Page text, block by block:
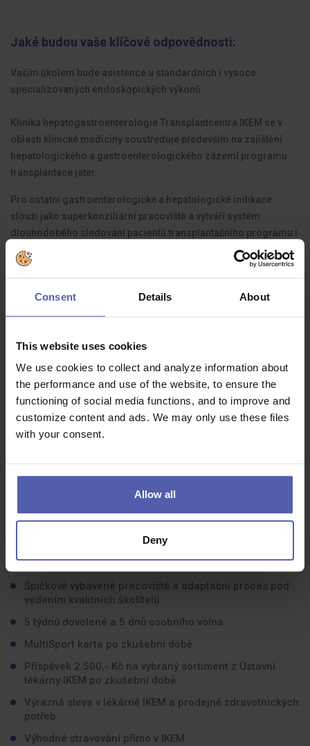
Consent Details About
This website uses cookies
We use cookies to collect and analyze information about
the performance and use of the website, to ensure the
functioning of social media functions, and to improve and
customize content and ads. We may only use these files
with your consent.
Allow all
Deny
Jaké budou vaše klíčové odpovědnosti:
Vaším úkolem bude asistence u standardních i vysoce
specializovaných endoskopických výkonů.
Klinika hepatogastroenterologie Transplantcentra IKEM se v
oblasti klinické medicíny soustřeďuje především na zajištění
hepatologického a gastroenterologického zázemí programu
transplantace jater.
Pro ostatní gastroenterologické a hepatologické indikace
slouží jako superkonziliární pracoviště a vytváří systém
dlouhodobého sledování pacientů transplantačního programu i
pacientů s jinými chronickými onemocněními
gastrointestinálního traktu a jater.
Vzdělání v oboru všeobecná sestra
Spolehlivost a samostatnost
Vysoce zodpovědný přístup a schopnost samostatného
rozhodování
Ochotu učit se novým věcem a trvale se vzdělávat v
oboru endoskopických metod.
Co dostanete na oplátku:
nejmodernějšími technologiemi
Příjemné pracovní prostředí a vstřícný kolektiv
Práce v jednosměnném provozu Po-Pá
Špičkově vybavené pracoviště a adaptační proces pod
vedením kvalitních školitelů
5 týdnů dovolené a 5 dnů osobního volna
MultiSport karta po zkušební době
Příspěvek 2.500,- Kč na vybraný sortiment z Ústavní
lékárny IKEM po zkušební době
Výrazná sleva v lékárně IKEM a prodejně zdravotnických
potřeb
Výhodné stravování přímo v IKEM